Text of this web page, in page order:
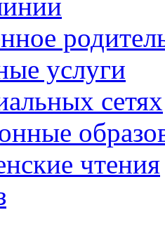
услуги
сетях
чтения